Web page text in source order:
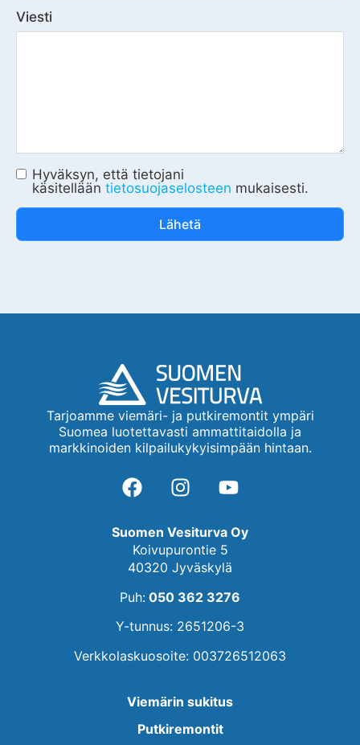
Viesti
Hyväksyn, että tietojani
käsitellään tietosuojaselosteen mukaisesti.
Lähetä
Tarjoamme viemäri- ja putkiremontit ympäri
Suomea luotettavasti ammattitaidolla ja
markkinoiden kilpailukykyisimpään hintaan.
Suomen Vesiturva Oy
Koivupurontie 5
40320 Jyväskylä
Puh: 050 362 3276
Y-tunnus: 2651206-3
Verkkolaskuosoite: 003726512063
Viemärin sukitus
Putkiremontit